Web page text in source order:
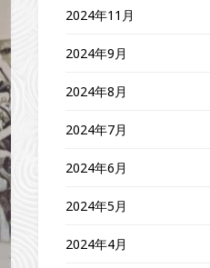
2024年11月
2024年9月
2024年8月
2024年7月
2024年6月
2024年5月
2024年4月